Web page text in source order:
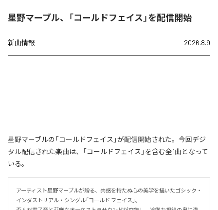
星野マーブル、「コールドフェイス」を配信開始
新曲情報 2026.8.9
星野マーブルの「コールドフェイス」が配信開始された。今回デジ
タル配信された楽曲は、「コールドフェイス」を含む全1曲となって
いる。
アーティスト星野マーブルが贈る、共感を持たぬ心の美学を描いたゴシック・
インダストリアル・シングル「コールド フェイス」。